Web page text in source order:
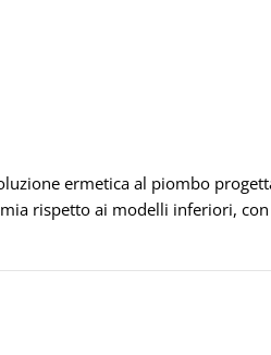
ermetica al piombo
rispetto ai modelli inferiori, con